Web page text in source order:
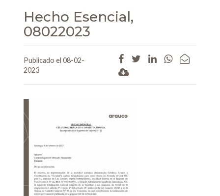
Hecho Esencial,
08022023
Publicado el 08-02-
2023